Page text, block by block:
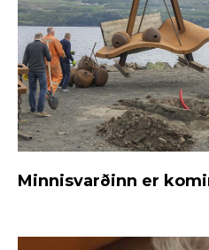
Minnisvarðinn er